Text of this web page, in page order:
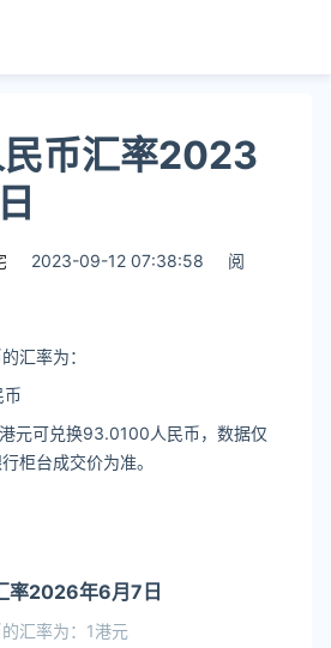
币汇率2023
2023-09-12 07:38:58
阅
汇率为：
元可兑换93.0100人民币，数据仅
柜台成交价为准。
率2026年6月7日
汇率为：1港元